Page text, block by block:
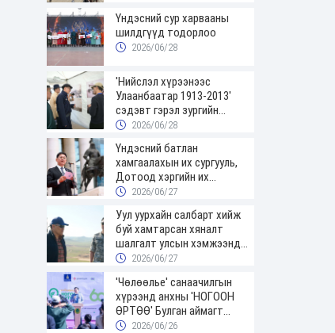
Үндэсний сур харвааны
шилдгүүд тодорлоо
2026/06/28
'Нийслэл хүрээнээс
Улаанбаатар 1913-2013'
сэдэвт гэрэл зургийн
үзэсгэлэнгээр зочиллоо
2026/06/28
Үндэсний батлан
хамгаалахын их сургууль,
Дотоод хэргийн их
сургуулийн төгсөгчид
авлаа
2026/06/27
Уул уурхайн салбарт хийж
буй хамтарсан хяналт
шалгалт улсын хэмжээнд
үргэлжилж байна
2026/06/27
'Чөлөөлье' санаачилгын
хүрээнд анхны 'НОГООН
ӨРТӨӨ' Булган аймагт
нээгдлээ
2026/06/26